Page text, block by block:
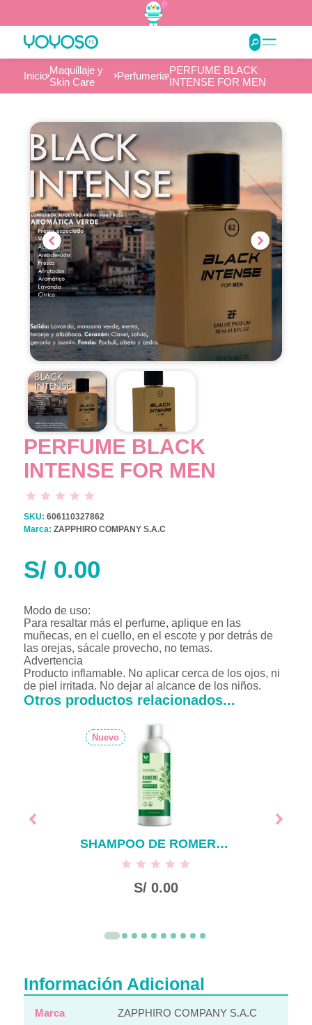
Inicio Maquillaje y
Skin Care
Perfumeria PERFUME BLACK
INTENSE FOR MEN
PERFUME BLACK
INTENSE FOR MEN
SKU: 606110327862
Marca: ZAPPHIRO COMPANY S.A.C
S/0.00
Modo de uso:
Para resaltar más el perfume, aplique en las
muñecas, en el cuello, en el escote y por detrás de
las orejas, sácale provecho, no temas.
Advertencia
Producto inflamable. No aplicar cerca de los ojos, ni
de piel irritada. No dejar al alcance de los niños.
Otros productos relacionados...
Nuevo
SHAMPOO DE ROMERO SIN SAL X 500 ML
S/0.00
Información Adicional
Marca ZAPPHIRO COMPANY S.A.C